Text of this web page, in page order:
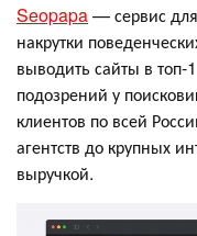
Seopapa— сервис
накрутки
выводить сайты в
подозрений у
клиентов по всей
агентств до крупных
выручкой.